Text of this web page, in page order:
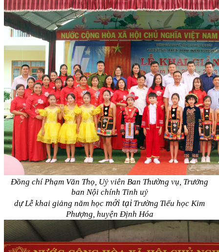
Đồng chí Phạm Văn Thọ, Uỷ viên Ban Thường vụ, Trưởng
ban Nội chính Tỉnh uỷ
dự Lễ khai giảng năm học mới tại Trường Tiểu học Kim
Phượng, huyện Định Hóa